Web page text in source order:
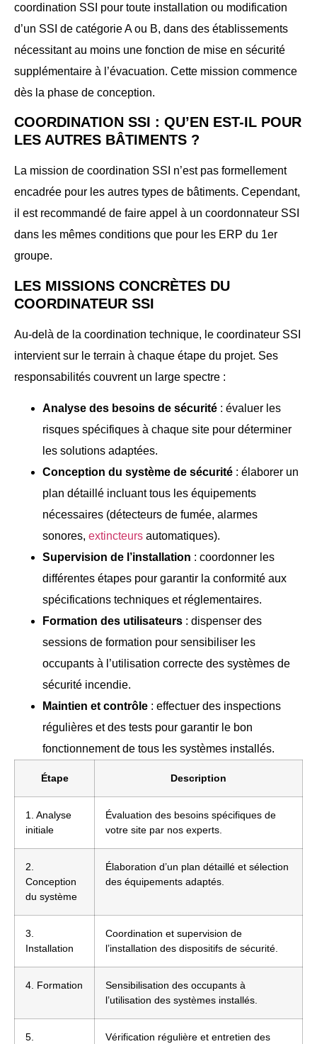
coordination SSI pour toute installation ou modification
d’un SSI de catégorie A ou B, dans des établissements
nécessitant au moins une fonction de mise en sécurité
supplémentaire à l’évacuation. Cette mission commence
dès la phase de conception.
COORDINATION SSI : QU’EN EST-IL POUR
LES AUTRES BÂTIMENTS ?
La mission de coordination SSI n’est pas formellement
encadrée pour les autres types de bâtiments. Cependant,
il est recommandé de faire appel à un coordonnateur SSI
dans les mêmes conditions que pour les ERP du 1er
groupe.
LES MISSIONS CONCRÈTES DU
COORDINATEUR SSI
Au-delà de la coordination technique, le coordinateur SSI
intervient sur le terrain à chaque étape du projet. Ses
responsabilités couvrent un large spectre :
Analyse des besoins de sécurité : évaluer les
risques spécifiques à chaque site pour déterminer
les solutions adaptées.
Conception du système de sécurité : élaborer un
plan détaillé incluant tous les équipements
nécessaires (détecteurs de fumée, alarmes
sonores, extincteurs automatiques).
Supervision de l’installation : coordonner les
différentes étapes pour garantir la conformité aux
spécifications techniques et réglementaires.
Formation des utilisateurs : dispenser des
sessions de formation pour sensibiliser les
occupants à l’utilisation correcte des systèmes de
sécurité incendie.
Maintien et contrôle : effectuer des inspections
régulières et des tests pour garantir le bon
fonctionnement de tous les systèmes installés.
Étape Description
1. Analyse
initiale
Évaluation des besoins spécifiques de
votre site par nos experts.
2.
Conception
du système
Élaboration d’un plan détaillé et sélection
des équipements adaptés.
3.
Installation
Coordination et supervision de
l’installation des dispositifs de sécurité.
4. Formation
Sensibilisation des occupants à
l’utilisation des systèmes installés.
5.
Vérification régulière et entretien des